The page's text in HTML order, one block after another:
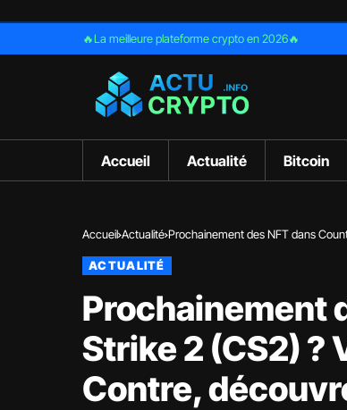
🔥La meilleure plateforme crypto en 2026🔥
Accueil Actualité Bitcoin
Accueil Actualité Prochainement des NFT dans
ACTUALITÉ
Prochainement
Strike 2 (CS2) ?
Contre,